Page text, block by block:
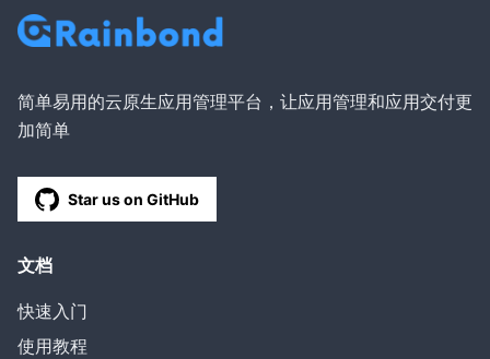
简单易用的云原生应用管理平台，让应用管理和应用交付更
加简单
Star us on GitHub
文档
快速入门
使用教程